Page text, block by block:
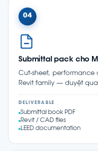
04
Submittal pack cho
Cut-sheet, performance
Revit family — duyệt
DELIVERABLE
Submittal book PDF
Revit / CAD files
LEED documentation